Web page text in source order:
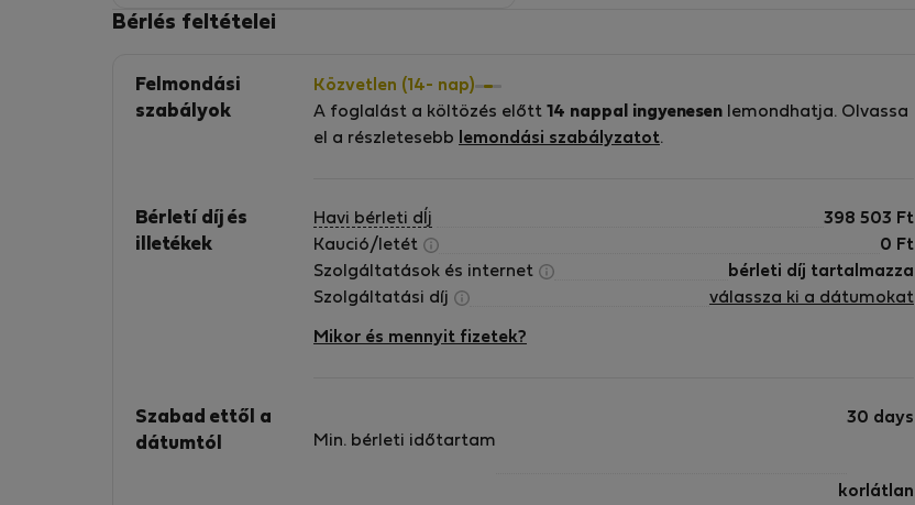
Bérlés feltételei
Felmondási
szabályok
Közvetlen (14- nap)
A foglalást a költözés előtt 14 nappal ingyenesen lemondhatja. Olvassa
el a részletesebb
lemondási szabályzatot.
Bérletí díj és
illetékek
Havi bérleti dÍj 398 503 Ft
Kaució/letét
0 Ft
Szolgáltatások és internet
bérleti díj tartalmazza
Szolgáltatási díj
válassza ki a dátumokat
Mikor és mennyit fizetek?
Szabad ettől a
dátumtól
Min. bérleti időtartam
30 days
korlátlan